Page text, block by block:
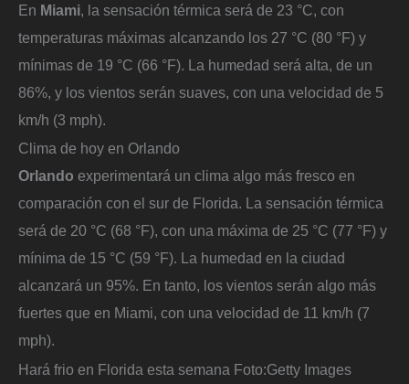
En Miami, la sensación térmica será de 23 °C, con
temperaturas máximas alcanzando los 27 °C (80 °F) y
mínimas de 19 °C (66 °F). La humedad será alta, de un
86%, y los vientos serán suaves, con una velocidad de 5
km/h (3 mph).
Clima de hoy en Orlando
Orlando experimentará un clima algo más fresco en
comparación con el sur de Florida. La sensación térmica
será de 20 °C (68 °F), con una máxima de 25 °C (77 °F) y
mínima de 15 °C (59 °F). La humedad en la ciudad
alcanzará un 95%. En tanto, los vientos serán algo más
fuertes que en Miami, con una velocidad de 11 km/h (7
mph).
Hará frio en Florida esta semana Foto:Getty Images